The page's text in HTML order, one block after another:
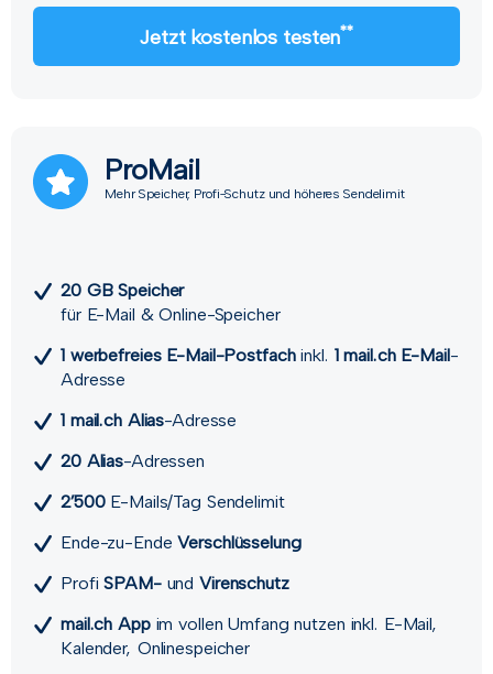
Jetzt kostenlos testen**
ProMail
Mehr Speicher, Profi-Schutz und höheres Sendelimit
20 GB Speicher
für E-Mail & Online-Speicher
1 werbefreies E-Mail-Postfachinkl. 1 mail.ch E-Mail-
Adresse
1 mail.ch Alias-Adresse
20 Alias-Adressen
2’500E-Mails/Tag Sendelimit
Ende-zu-EndeVerschlüsselung
ProfiSPAM-und Viren­schutz
mail.ch Appim vollen Umfang nutzen inkl. E-Mail,
Kalender, Onlinespeicher